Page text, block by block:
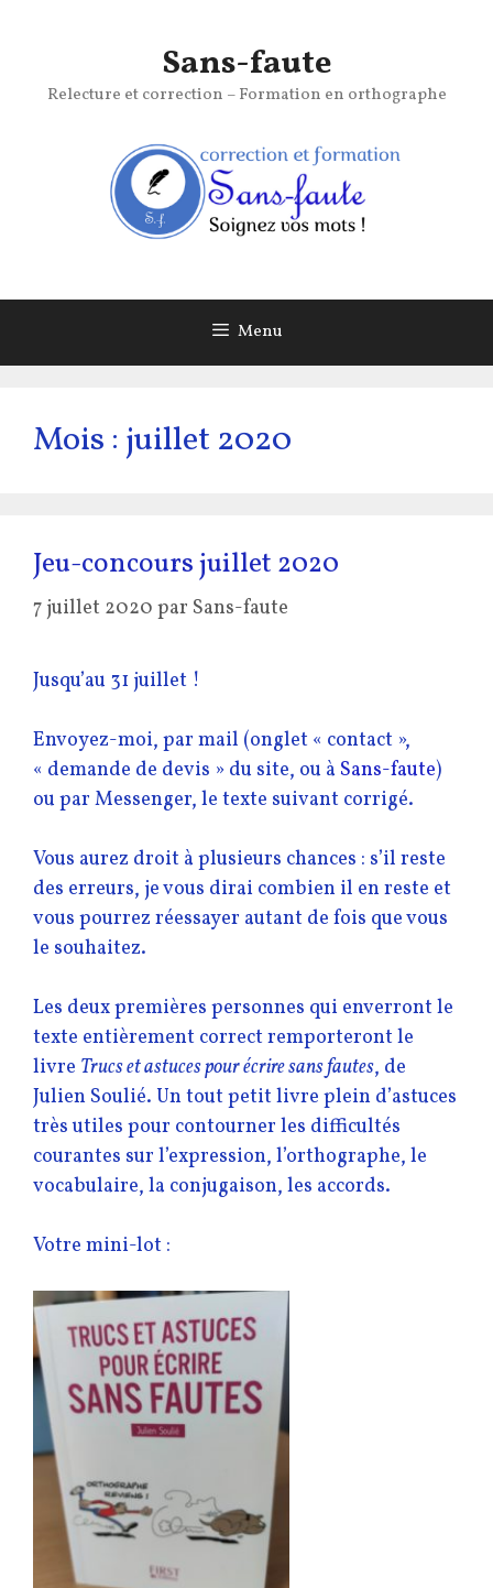
Sans-faute
Relecture et correction – Formation en orthographe
Menu
Mois : juillet 2020
Jeu-concours juillet 2020
7 juillet 2020 par Sans-faute
Jusqu’au 31 juillet !
Envoyez-moi, par mail (onglet « contact »,
« demande de devis » du site, ou à Sans-faute)
ou par Messenger, le texte suivant corrigé.
Vous aurez droit à plusieurs chances : s’il reste
des erreurs, je vous dirai combien il en reste et
vous pourrez réessayer autant de fois que vous
le souhaitez.
Les deux premières personnes qui enverront le
texte entièrement correct remporteront le
livre Trucs et astuces pour écrire sans fautes, de
Julien Soulié. Un tout petit livre plein d’astuces
très utiles pour contourner les difficultés
courantes sur l’expression, l’orthographe, le
vocabulaire, la conjugaison, les accords.
Votre mini-lot :